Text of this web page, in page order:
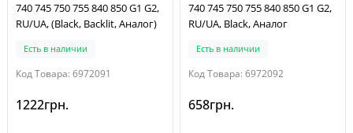
740 745 750 755 840 850 G1 G2,
RU/UA, (Black, Backlit, Аналог)
Есть в наличии
Код Товара: 6972091
1222грн.
740 745 750 755 840 850 G1 G2,
RU/UA, Black, Аналог
Есть в наличии
Код Товара: 6972092
658грн.